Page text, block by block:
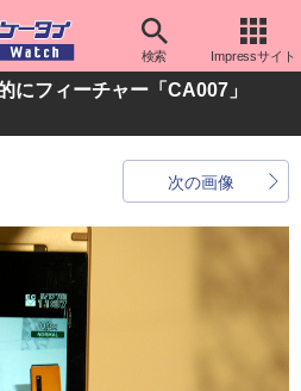
検索 Impressサイト
にフィーチャー「CA007」
次の画像